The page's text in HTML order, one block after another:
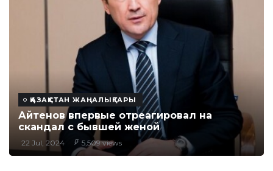
ҚАЗАҚСТАН ЖАҢАЛЫҚТАРЫ
Айтенов впервые отреагировал на
скандал с бывшей женой
22 Jul, 2024 5,509 views